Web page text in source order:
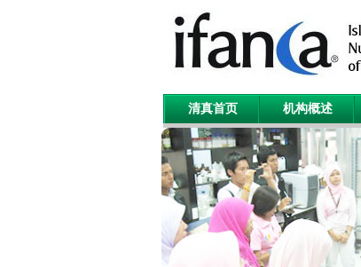
清真首页 机构概述